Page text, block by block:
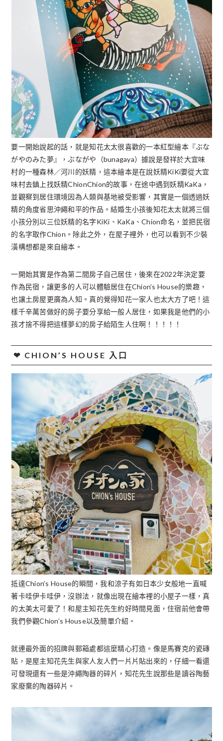
要一開始說起的話，就是知花太太很喜歡的一本紅型繪本『ぶな
がやのみた夢』，ぶながや（bunagaya）據說是發祥於大宜味
村的一種森林／河川的妖精，這本繪本是在說妖精KiKi要從大宜
味村去鎮上找妖精ChionChion的故事，在途中遇到妖精KaKa，
並觀察到居住環境因為人類與基地被受影響，其實是一個透過妖
精的角度省思沖繩和平的作品。結婚生小孩後知花太太就將三個
小孩分別以三位妖精的名字KiKi、KaKa、Chion命名，並把民宿
的名字取作Chion。除此之外，在屋子裡外，也可以看到不少裝
潢構想都是來自繪本。
一開始其實是作為第二間房子自己居住，後來在2022年決定要
作為民宿，讓更多的人可以體驗居住在Chion’s House的樂趣，
也讓土房屋更廣為人知。真的覺得知花一家人也太大方了吧！這
樣千辛萬苦做好的房子要分享給一般人居住，如果我是他們的小
孩才捨不得把這樣夢幻的房子給陌生人住啊！！！！！
❤︎ CHION’S HOUSE 入口
抵達Chion’s House的瞬間，我和涼子有如日本少女般地一直喊
著卡哇伊卡哇伊，沒辦法，就像出現在繪本裡的小屋子一樣，真
的太美太可愛了！和屋主知花先生約好時間見面，住宿前他會帶
我們參觀Chion’s House以及簡單介紹。
就連最外面的招牌與郵箱處都這麼精心打造。像是馬賽克的瓷磚
貼，是屋主知花先生與家人友人們一片片貼出來的，仔細一看還
可發現還有一些是沖繩陶器的碎片，知花先生說那些是讀谷陶藝
家廢棄的陶器碎片。